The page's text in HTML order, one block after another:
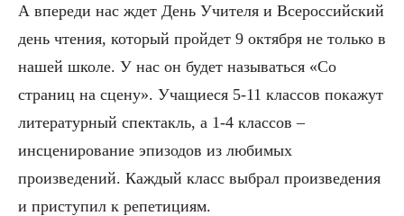
А впереди нас ждет День Учителя и Всероссийский
день чтения, который пройдет 9 октября не только в
нашей школе. У нас он будет называться «Со
страниц на сцену». Учащиеся 5-11 классов покажут
литературный спектакль, а 1-4 классов –
инсценирование эпизодов из любимых
произведений. Каждый класс выбрал произведения
и приступил к репетициям.